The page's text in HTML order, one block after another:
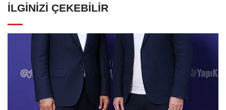
İLGINIZI ÇEKEBILIR